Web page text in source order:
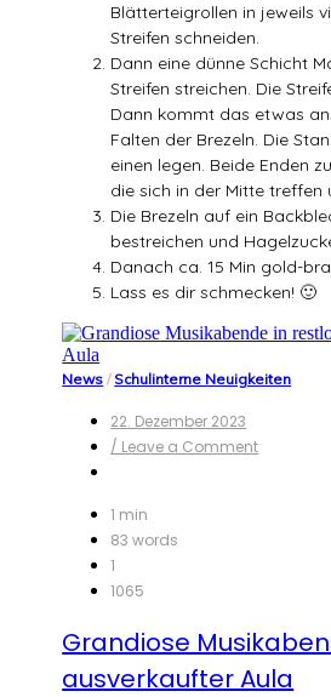
Blätterteigrollen in jeweils
Streifen schneiden.
Dann eine dünne Schicht
Streifen streichen. Die
Dann kommt das etwas
Falten der Brezeln. Die
einen legen. Beide Enden
die sich in der Mitte treffen
Die Brezeln auf ein
bestreichen und
Danach ca. 15 Min gold-
Lass es dir schmecken! 🙂
News / Schulinterne Neuigkeiten
22. Dezember 2023
/ Leave a Commenton
1 min
83 words
1
1065
Grandiose
ausverkaufter Aula